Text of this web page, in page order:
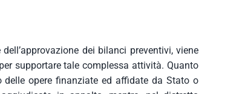
dei bilanci preventivi, viene
supportare tale complessa attività. Quanto
delle opere finanziate ed affidate da Stato o